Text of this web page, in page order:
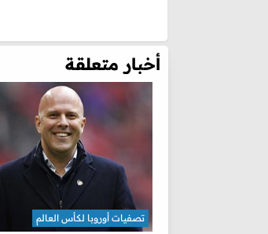
أخبار متعلقة
تصفيات أوروبا لكأس العالم